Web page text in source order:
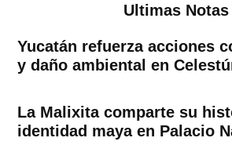
Ultimas Notas
Yucatán refuerza acciones
y daño ambiental en
La Malixita comparte su
identidad maya en Palacio